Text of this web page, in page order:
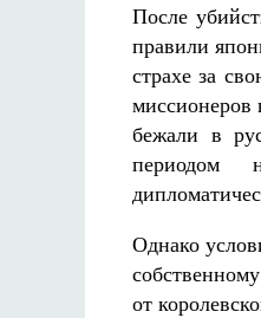
После
правили
страхе за
миссионеров
бежали в
периодом
Однако
от